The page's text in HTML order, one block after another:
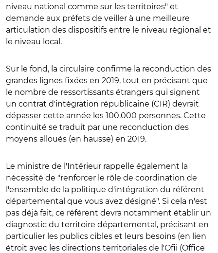
niveau national comme sur les territoires" et
demande aux préfets de veiller à une meilleure
articulation des dispositifs entre le niveau régional et
le niveau local.
Sur le fond, la circulaire confirme la reconduction des
grandes lignes fixées en 2019, tout en précisant que
le nombre de ressortissants étrangers qui signent
un contrat d'intégration républicaine (CIR) devrait
dépasser cette année les 100.000 personnes. Cette
continuité se traduit par une reconduction des
moyens alloués (en hausse) en 2019.
Le ministre de l'Intérieur rappelle également la
nécessité de "renforcer le rôle de coordination de
l'ensemble de la politique d'intégration du référent
départemental que vous avez désigné". Si cela n'est
pas déjà fait, ce référent devra notamment établir un
diagnostic du territoire départemental, précisant en
particulier les publics cibles et leurs besoins (en lien
étroit avec les directions territoriales de l'Ofii (Office